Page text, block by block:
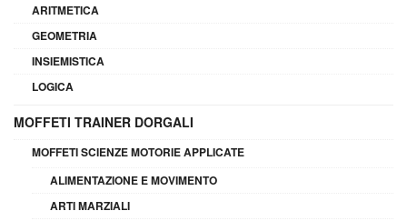
ARITMETICA
GEOMETRIA
INSIEMISTICA
LOGICA
MOFFETI TRAINER DORGALI
MOFFETI SCIENZE MOTORIE APPLICATE
ALIMENTAZIONE E MOVIMENTO
ARTI MARZIALI